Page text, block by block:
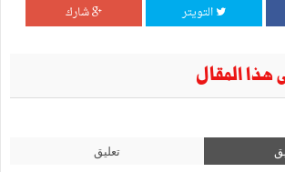
التويتر شارك
المقال
تعليق